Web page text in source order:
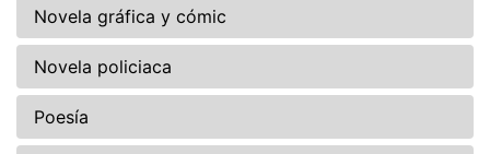
Novela gráfica y cómic
Novela policiaca
Poesía